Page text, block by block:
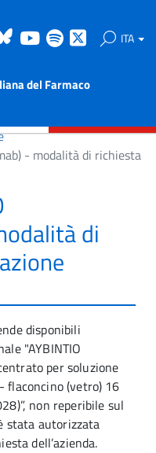
Bluesky
Youtube
Spotify ITA
del Farmaco
- modalità di richiesta
di
disponibili
"AYBINTIO
per soluzione
flaconcino (vetro) 16
non reperibile sul
stata autorizzata
dell’azienda.